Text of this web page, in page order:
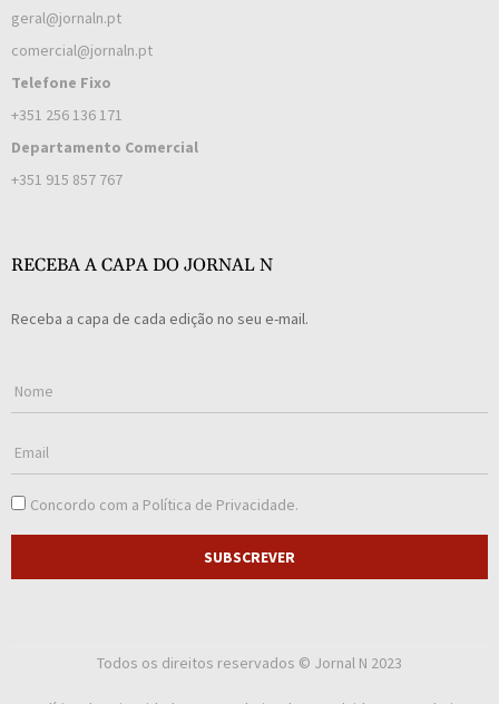
geral@jornaln.pt
comercial@jornaln.pt
Telefone Fixo
+351 256 136 171
Departamento Comercial
+351 915 857 767
RECEBA A CAPA DO JORNAL N
Receba a capa de cada edição no seu e-mail.
Concordo com a Política de Privacidade.
SUBSCREVER
Todos os direitos reservados © Jornal N 2023